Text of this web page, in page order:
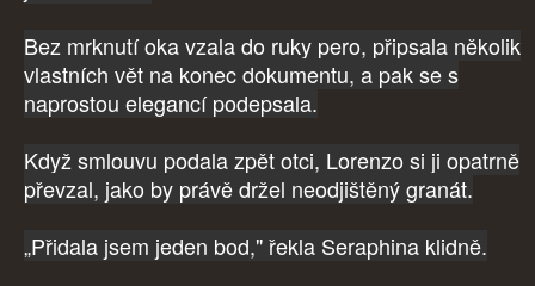
Bez mrknutí oka vzala do ruky pero, připsala několik
vlastních vět na konec dokumentu, a pak se s
naprostou elegancí podepsala.
Když smlouvu podala zpět otci, Lorenzo si ji opatrně
převzal, jako by právě držel neodjištěný granát.
„Přidala jsem jeden bod," řekla Seraphina klidně.